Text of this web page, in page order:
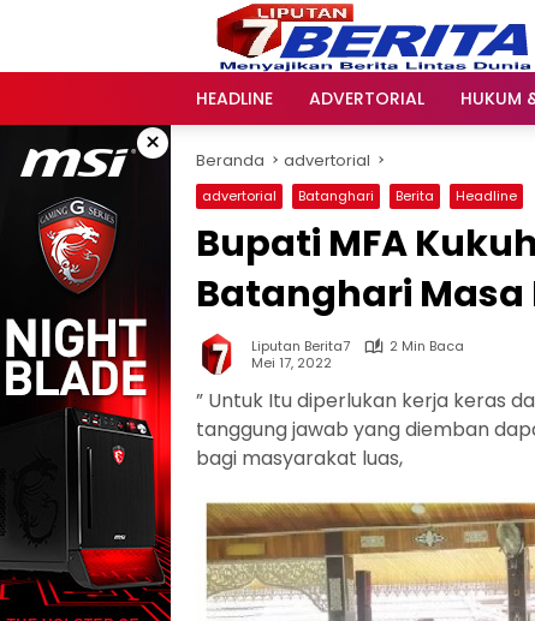
HEADLINE ADVERTORIAL HUKUM
× Beranda advertorial
advertorial Batanghari Berita Headline
Bupati MFA
Batanghari Masa
Liputan Berita7
2 Min Baca
Mei 17, 2022
” Untuk Itu diperlukan kerja keras
tanggung jawab yang diemban
bagi masyarakat luas,